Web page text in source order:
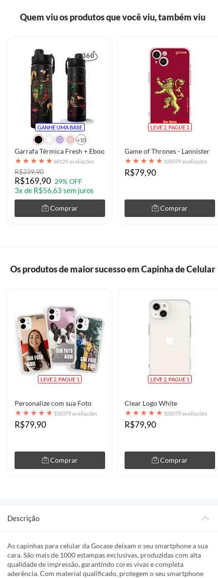
Quem viu os produtos que você viu, também viu
GANHE UMA BASE
+10
Garrafa Térmica Fresh + Ebook - House of the Dragons - Dragons
★ ★ ★ ★ ★ 68129 avaliações
R$239,90
R$169,90 29% OFF
3x de R$56,63 sem juros
Comprar
LEVE 2, PAGUE 1
Game of Thrones - Lannister
★ ★ ★ ★ ★ 105079 avaliações
R$79,90
Comprar
Os produtos de maior sucesso em Capinha de Celular
LEVE 2, PAGUE 1
Personalize com sua Foto
★ ★ ★ ★ ★ 105079 avaliações
R$79,90
Comprar
LEVE 2, PAGUE 1
Clear Logo White
★ ★ ★ ★ ★ 105079 avaliações
R$79,90
Comprar
Descrição
As capinhas para celular da Gocase deixam o seu smartphone a sua
cara. São mais de 1000 estampas exclusivas, produzidas com alta
qualidade de impressão, garantindo cores vivas e completa
aderência. Com material qualificado, protegem o seu smartphone